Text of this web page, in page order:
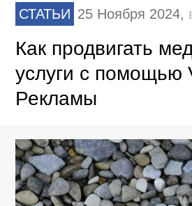
СТАТЬИ 25 Ноября 2024,
Как продвигать
услуги с помощью
Рекламы